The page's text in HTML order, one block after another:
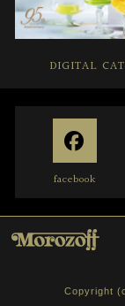
DIGITAL
facebook
Copyright